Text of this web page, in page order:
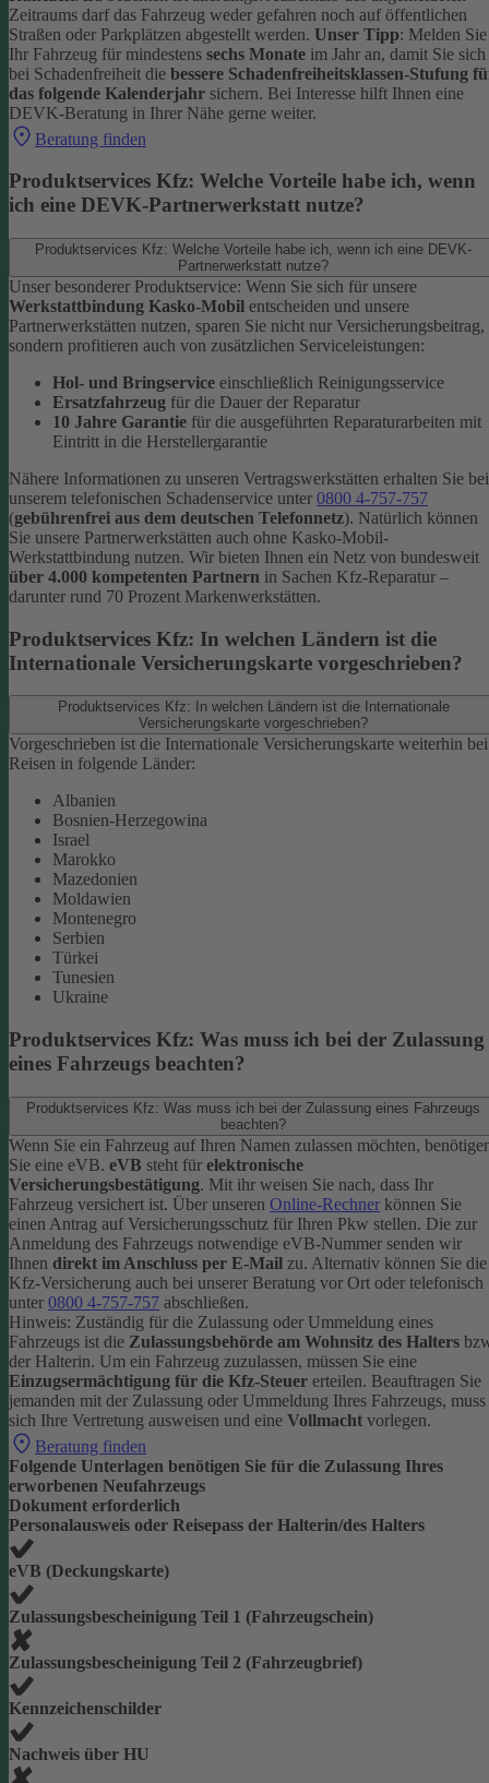
Zeitraums darf das Fahrzeug weder gefahren noch auf öffentlichen
Straßen oder Parkplätzen abgestellt werden. Unser Tipp: Melden Sie
Ihr Fahrzeug für mindestens sechs Monate im Jahr an, damit Sie sich
bei Schadenfreiheit die bessere Schadenfreiheitsklassen-Stufung
das folgende Kalenderjahr sichern. Bei Interesse hilft Ihnen eine
DEVK-Beratung in Ihrer Nähe gerne weiter.
Beratung finden
Produktservices Kfz: Welche Vorteile habe ich, wenn
ich eine DEVK-Partnerwerkstatt nutze?
Produktservices Kfz: Welche Vorteile habe ich, wenn ich eine DEVK-
Partnerwerkstatt nutze?
Unser besonderer Produktservice: Wenn Sie sich für unsere
Werkstattbindung Kasko-Mobil entscheiden und unsere
Partnerwerkstätten nutzen, sparen Sie nicht nur Versicherungsbeitrag,
sondern profitieren auch von zusätzlichen Serviceleistungen:
Hol- und Bringservice einschließlich Reinigungsservice
Ersatzfahrzeug für die Dauer der Reparatur
10 Jahre Garantie für die ausgeführten Reparaturarbeiten mit
Eintritt in die Herstellergarantie
Nähere Informationen zu unseren Vertragswerkstätten erhalten Sie bei
unserem telefonischen Schadenservice unter 0800 4-757-757
(gebührenfrei aus dem deutschen Telefonnetz). Natürlich können
Sie unsere Partnerwerkstätten auch ohne Kasko-Mobil-
Werkstattbindung nutzen. Wir bieten Ihnen ein Netz von bundesweit
über 4.000 kompetenten Partnern in Sachen Kfz-Reparatur –
darunter rund 70 Prozent Markenwerkstätten.
Produktservices Kfz: In welchen Ländern ist die
Internationale Versicherungskarte vorgeschrieben?
Produktservices Kfz: In welchen Ländern ist die Internationale
Versicherungskarte vorgeschrieben?
Vorgeschrieben ist die Internationale Versicherungskarte weiterhin bei
Reisen in folgende Länder:
Albanien
Bosnien-Herzegowina
Israel
Marokko
Mazedonien
Moldawien
Montenegro
Serbien
Türkei
Tunesien
Ukraine
Produktservices Kfz: Was muss ich bei der Zulassung
eines Fahrzeugs beachten?
Produktservices Kfz: Was muss ich bei der Zulassung eines Fahrzeugs
beachten?
Wenn Sie ein Fahrzeug auf Ihren Namen zulassen möchten,
Sie eine eVB. eVB steht für elektronische
Versicherungsbestätigung. Mit ihr weisen Sie nach, dass Ihr
Fahrzeug versichert ist. Über unseren Online-Rechner können Sie
einen Antrag auf Versicherungsschutz für Ihren Pkw stellen. Die zur
Anmeldung des Fahrzeugs notwendige eVB-Nummer senden wir
Ihnen direkt im Anschluss per E-Mail zu. Alternativ können Sie die
Kfz-Versicherung auch bei unserer Beratung vor Ort oder telefonisch
unter 0800 4-757-757 abschließen.
Hinweis: Zuständig für die Zulassung oder Ummeldung eines
Fahrzeugs ist die Zulassungsbehörde am Wohnsitz des Halters
der Halterin. Um ein Fahrzeug zuzulassen, müssen Sie eine
Einzugsermächtigung für die Kfz-Steuer erteilen. Beauftragen Sie
jemanden mit der Zulassung oder Ummeldung Ihres Fahrzeugs, muss
sich Ihre Vertretung ausweisen und eine Vollmacht vorlegen.
Beratung finden
Folgende Unterlagen benötigen Sie für die Zulassung Ihres
erworbenen Neufahrzeugs
Dokument erforderlich
Personalausweis oder Reisepass der Halterin/des Halters
eVB (Deckungskarte)
Zulassungsbescheinigung Teil 1 (Fahrzeugschein)
Zulassungsbescheinigung Teil 2 (Fahrzeugbrief)
Kennzeichenschilder
Nachweis über HU